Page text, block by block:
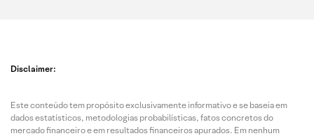
Disclaimer:
Este conteúdo tem propósito exclusivamente informativo e se baseia em
dados estatísticos, metodologias probabilísticas, fatos concretos do
mercado financeiro e em resultados financeiros apurados. Em nenhum